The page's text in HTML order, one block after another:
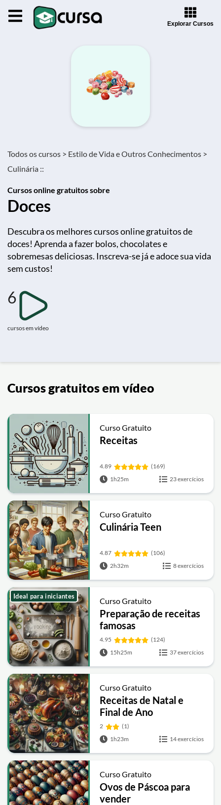
Explorar Cursos
Todos os cursos > Estilo de Vida e Outros Conhecimentos >
Culinária ::
Cursos online gratuitos sobre
Doces
Descubra os melhores cursos online gratuitos de
doces! Aprenda a fazer bolos, chocolates e
sobremesas deliciosas. Inscreva-se já e adoce sua vida
sem custos!
6
cursos em vídeo
Cursos gratuitos em vídeo
Curso Gratuito
Receitas
4.89
(169)
1h25m
23 exercícios
Curso Gratuito
Culinária Teen
4.87
(106)
2h32m
8 exercícios
Curso Gratuito
Preparação de receitas
famosas
4.95
(124)
15h25m
37 exercícios
Ideal para iniciantes
Curso Gratuito
Receitas de Natal e
Final de Ano
2
(1)
1h23m
14 exercícios
Curso Gratuito
Ovos de Páscoa para
vender